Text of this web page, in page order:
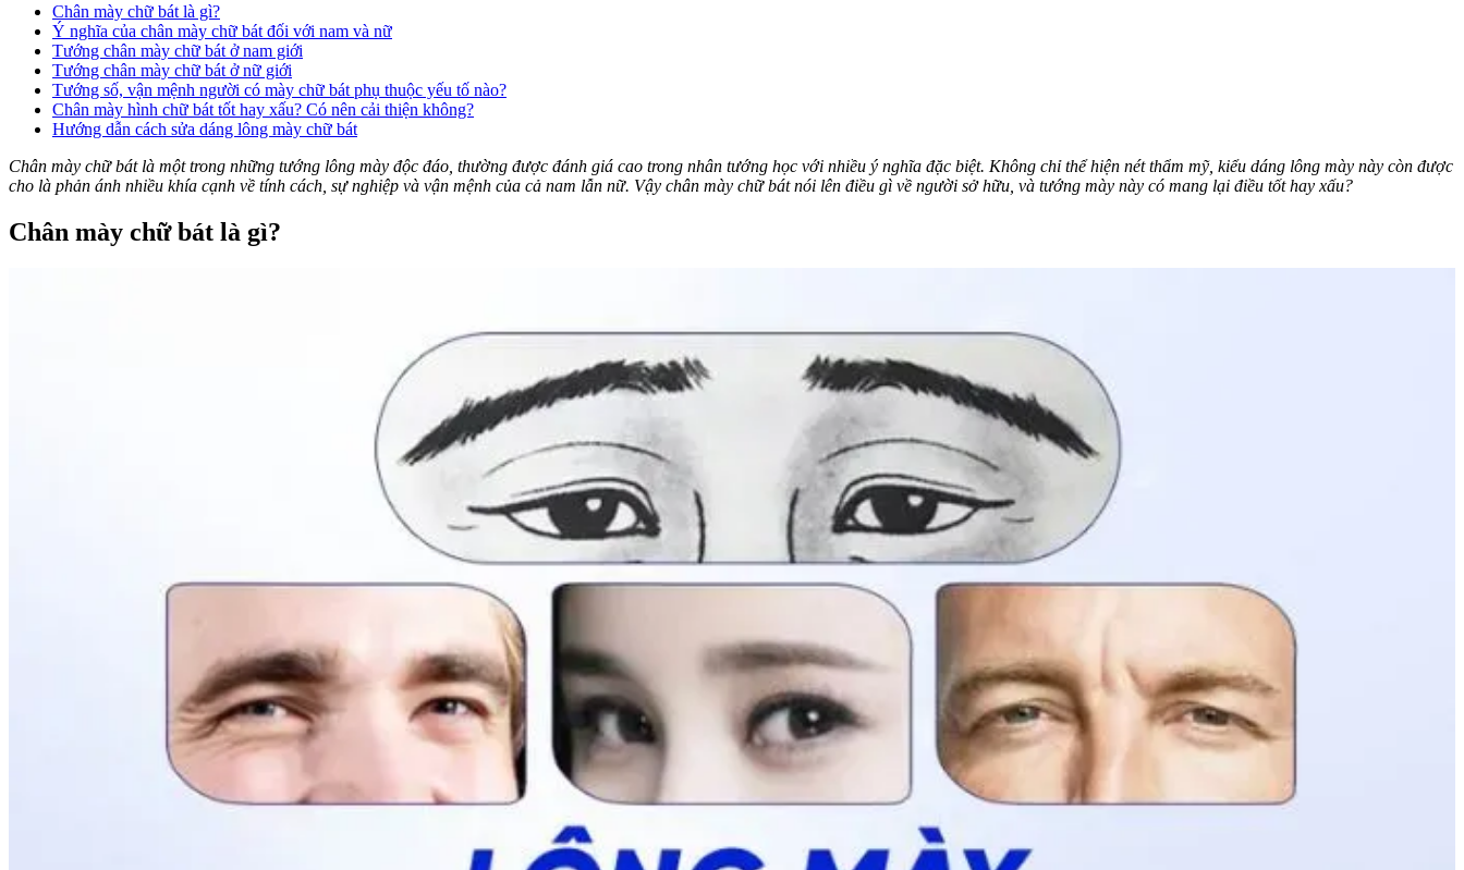
Chân mày chữ bát là gì?
Ý nghĩa của chân mày chữ bát đối với nam và nữ
Tướng chân mày chữ bát ở nam giới
Tướng chân mày chữ bát ở nữ giới
Tướng số, vận mệnh người có mày chữ bát phụ thuộc yếu tố nào?
Chân mày hình chữ bát tốt hay xấu? Có nên cải thiện không?
Hướng dẫn cách sửa dáng lông mày chữ bát
Chân mày chữ bát là một trong những tướng lông mày độc đáo, thường được đánh giá cao trong nhân tướng học với nhiều ý nghĩa đặc biệt. Không chỉ thể hiện nét thẩm mỹ, kiểu dáng lông mày này còn được
cho là phản ánh nhiều khía cạnh về tính cách, sự nghiệp và vận mệnh của cả nam lẫn nữ. Vậy chân mày chữ bát nói lên điều gì về người sở hữu, và tướng mày này có mang lại điều tốt hay xấu?
Chân mày chữ bát là gì?